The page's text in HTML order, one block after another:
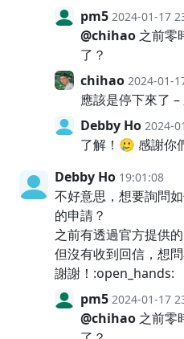
pm5 2024-01-17
@chihao 之前零
了？
chihao 2024-01-
應該是停下來了
Debby Ho 2024-
了解！🥲 感謝你
Debby Ho 19:01:08
不好意思，想要詢問
的申請？
之前有透過官方提供
但沒有收到回信，想
謝謝！:open_hands:
pm5 2024-01-17
@chihao 之前零